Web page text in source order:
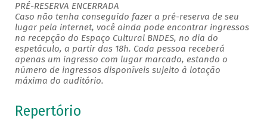
PRÉ-RESERVA ENCERRADA
Caso não tenha conseguido fazer a pré-reserva de seu
lugar pela internet, você ainda pode encontrar ingressos
na recepção do Espaço Cultural BNDES, no dia do
espetáculo, a partir das 18h. Cada pessoa receberá
apenas um ingresso com lugar marcado, estando o
número de ingressos disponíveis sujeito à lotação
máxima do auditório.
Repertório